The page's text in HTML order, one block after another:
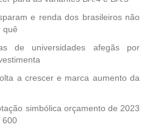
e renda dos brasileiros não
quê
de universidades afegãs por
a crescer e marca aumento da
simbólica orçamento de 2023
600